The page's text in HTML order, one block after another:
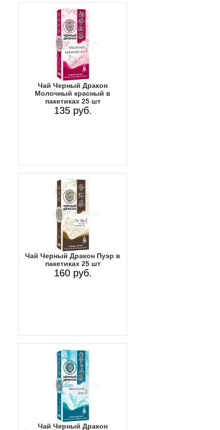
Чай Черный Дракон
Молочный красный в
пакетиках 25 шт
135 руб.
Чай Черный Дракон Пуэр в
пакетиках 25 шт
160 руб.
Чай Черный Дракон